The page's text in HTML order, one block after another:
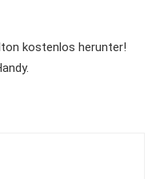
kostenlos herunter!